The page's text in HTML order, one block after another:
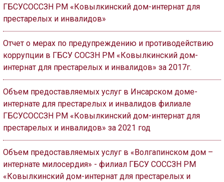
ГБСУСОССЗН РМ «Ковылкинский дом-интернат для
престарелых и инвалидов»
Отчет о мерах по предупреждению и противодействию
коррупции в ГБСУ СОСЗН РМ «Ковылкинский дом-
интернат для престарелых и инвалидов» за 2017г.
Объем предоставляемых услуг в Инсарском доме-
интернате для престарелых и инвалидов филиале
ГБСУСОССЗН РМ «Ковылкинский дом-интернат для
престарелых и инвалидов» за 2021 год
Объем предоставляемых услуг в «Волгапинском дом –
интернате милосердия» - филиал ГБСУ СОССЗН РМ
«Ковылкинский дом-интернат для престарелых и